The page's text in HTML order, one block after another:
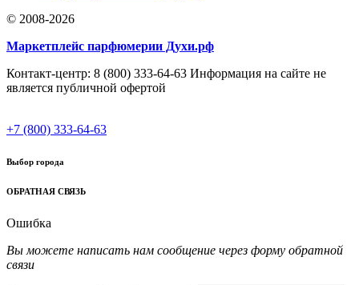
© 2008-2026
Маркетплейс парфюмерии Духи.рф
Контакт-центр: 8 (800) 333-64-63 Информация на сайте не
является публичной офертой
+7 (800) 333-64-63
Выбор города
ОБРАТНАЯ СВЯЗЬ
Ошибка
Вы можете написать нам сообщение через форму обратной
связи